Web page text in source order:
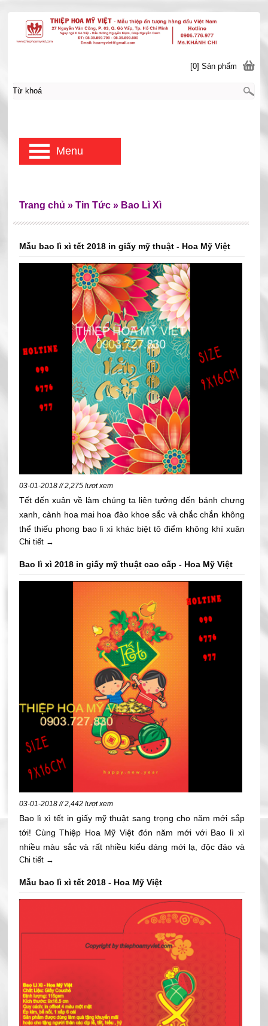
Mẫu bao lì xì tết 2018 in giấy mỹ thuật - Hoa Mỹ Việt
03-01-2018 // 2,275 lượt xem
Tết đến xuân về làm chúng ta liên tưởng đến bánh chưng
xanh, cành hoa mai hoa đào khoe sắc và chắc chắn không
thể thiếu phong bao lì xì khác biệt tô điểm không khí xuân
rộn ràng.
Chi tiết →
Bao lì xì 2018 in giấy mỹ thuật cao cấp - Hoa Mỹ Việt
03-01-2018 // 2,442 lượt xem
Bao lì xì tết in giấy mỹ thuật sang trọng cho năm mới sắp
tới! Cùng Thiệp Hoa Mỹ Việt đón năm mới với Bao lì xì
nhiều màu sắc và rất nhiều kiểu dáng mới lạ, độc đáo và
xinh xắn bỏ tờ tiền thẳng.
Chi tiết →
Mẫu bao lì xì tết 2018 - Hoa Mỹ Việt
Trang chủ » Tin Tức » Bao Lì Xì
[0] Sản phẩm
Menu